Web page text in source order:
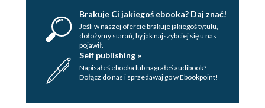
Brakuje Ci jakiegoś ebooka? Daj znać!
Jeśli w naszej ofercie brakuje jakiegoś tytulu,
dołożymy starań, by jak najszybciej się u nas
pojawił.
Self publishing »
Napisałeś ebooka lub nagrałeś audibook?
Dołącz do nas i sprzedawaj go w Ebookpoint!